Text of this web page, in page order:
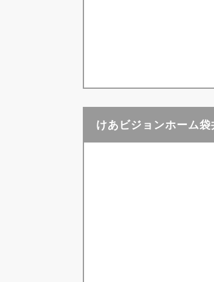
けあビジョンホーム